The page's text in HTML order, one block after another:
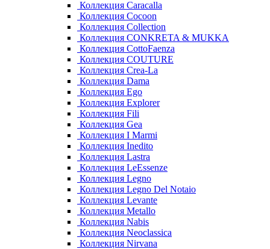
Коллекция Caracalla
Коллекция Cocoon
Коллекция Collection
Коллекция CONKRETA & MUKKA
Коллекция CottoFaenza
Коллекция COUTURE
Коллекция Crea-La
Коллекция Dama
Коллекция Ego
Коллекция Explorer
Коллекция Fili
Коллекция Gea
Коллекция I Marmi
Коллекция Inedito
Коллекция Lastra
Коллекция LeEssenze
Коллекция Legno
Коллекция Legno Del Notaio
Коллекция Levante
Коллекция Metallo
Коллекция Nabis
Коллекция Neoclassica
Коллекция Nirvana